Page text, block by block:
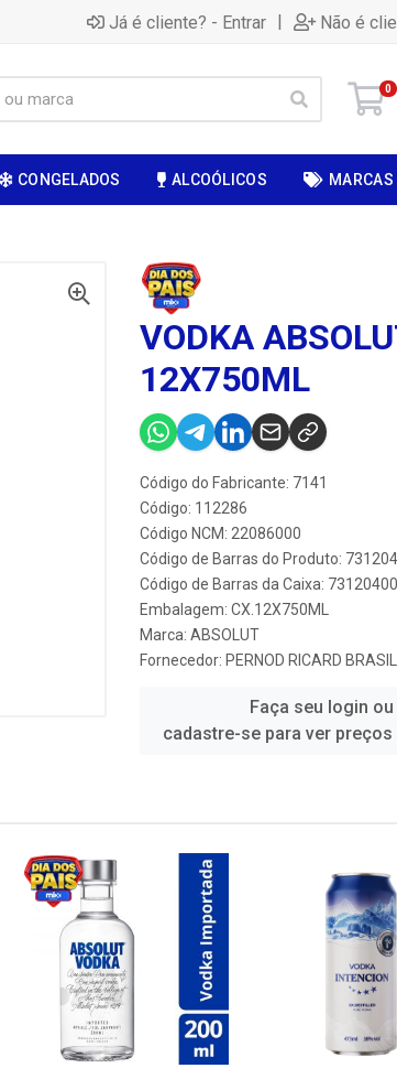
Já é cliente? - Entrar | Não é
0
CONGELADOS ALCOÓLICOS MARCAS
VODKA
12X750ML
Código do Fabricante: 7141
Código: 112286
Código NCM: 22086000
Código de Barras do Produto:
Código de Barras da Caixa:
Embalagem: CX.12X750ML
Marca: ABSOLUT
Fornecedor: PERNOD RICARD
Faça seu login ou
cadastre-se para ver